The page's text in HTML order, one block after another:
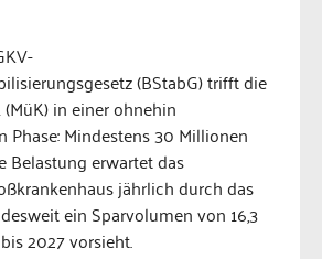
(BStabG) trifft die
in einer ohnehin
Phase: Mindestens 30 Millionen
Belastung erwartet das
jährlich durch das
ein Sparvolumen von 16,3
2027 vorsieht.